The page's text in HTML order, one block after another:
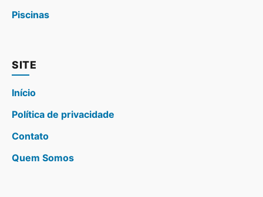
Piscinas
SITE
Início
Política de privacidade
Contato
Quem Somos